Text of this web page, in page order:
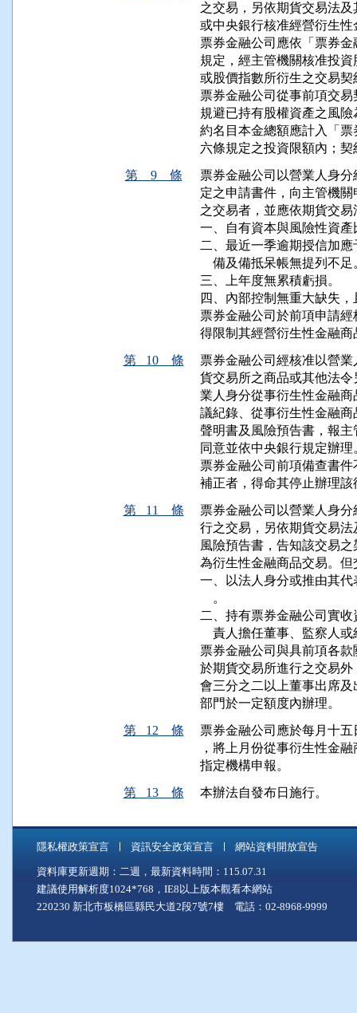
之交易，另依期貨交易法
或中央銀行核准經營衍生
票券金融公司應依「票券
規定，經主管機關核准投
或股價指數所衍生之交易契
票券金融公司從事前項交易
規避已持有股權資產之風險
約名目本金總額應計入「
六條規定之投資限額內；
第 9 條
票券金融公司以營業人身
定之申請書件，向主管機
之交易者，並應依期貨交
一、自有資本與風險性資
二、最近一季逾期授信加
備及備抵呆帳無提列不足
三、上年度無累積虧損。
四、內部控制無重大缺失
票券金融公司於前項申請
得限制其經營衍生性金融商
第 10 條
票券金融公司經核准以營
貨交易所之商品或其他法
業人身分從事衍生性金融
議紀錄、從事衍生性金融
聲明書及風險預告書，報
同意並依中央銀行規定辦理
票券金融公司前項備查書
補正者，得命其停止辦理
第 11 條
票券金融公司以營業人身
行之交易，另依期貨交易
風險預告書，告知該交易
為衍生性金融商品交易。
一、以法人身分或推由其
    。
二、持有票券金融公司實
責人擔任董事、監察人
票券金融公司與具前項各
於期貨交易所進行之交易
會三分之二以上董事出席
部門於一定額度內辦理。
第 12 條
票券金融公司應於每月十
，將上月份從事衍生性金
指定機構申報。
第 13 條
本辦法自發布日施行。
隱私權政策宣言 資訊安全政策宣言 網站資料開放宣告
資料庫更新週期：二週，最新資料時間：115.07.31
建議使用解析度1024*768，IE8以上版本觀看本網站
220230 新北市板橋區縣民大道2段7號7樓 電話：02-8968-9999